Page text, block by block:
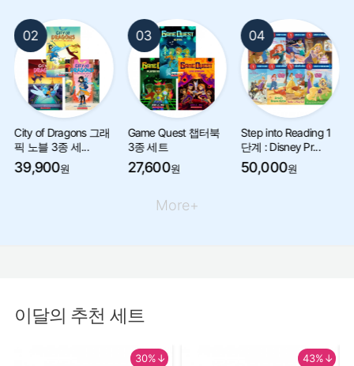
02
City of Dragons 그래
픽 노블 3종 세...
39,900원
03
Game Quest 챕터북
3종 세트
27,600원
04
Step into Reading 1
단계 : Disney Pr...
50,000원
More+
이달의 추천 세트
30%↓ 43%↓